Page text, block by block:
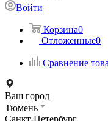
Войти
Корзина0
Отложенные0
Сравнение
Ваш город
Тюмень
Санкт-Петербург